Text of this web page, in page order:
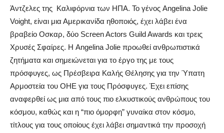
Άντζελες της Καλιφόρνια των ΗΠΑ. Το γένος Angelina Jolie
Voight, είναι μια Αμερικανίδα ηθοποιός, έχει λάβει ένα
βραβείο Οσκαρ, δύο Screen Actors Guild Awards και τρεις
Χρυσές Σφαίρες. Η Angelina Jolie προωθεί ανθρωπιστικά
ζητήματα και σημειώνεται για το έργο της με τους
πρόσφυγες, ως Πρέσβειρα Καλής Θέλησης για την Ύπατη
Αρμοστεία του ΟΗΕ για τους Πρόσφυγες. Έχει επίσης
αναφερθεί ως μια από τους πιο ελκυστικούς ανθρώπους του
κόσμου, καθώς και η “πιο όμορφη” γυναίκα στον κόσμο,
τίτλους για τους οποίους έχει λάβει σημαντικά την προσοχή